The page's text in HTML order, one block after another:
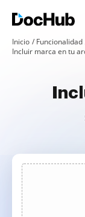
Inicio Funcionalidad
Incluir marca en tu